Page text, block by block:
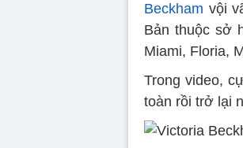
Beckham vội
Bản thuộc sở
Miami, Floria,
Trong video,
toàn rồi trở lại